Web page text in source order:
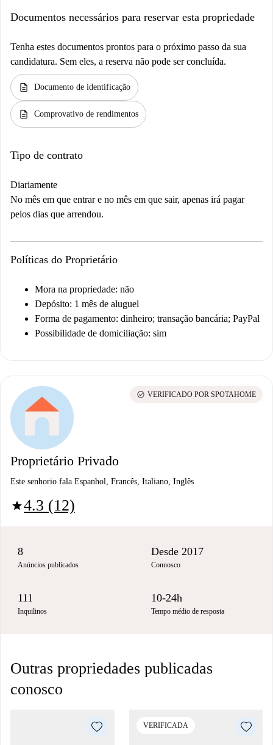
Documentos necessários para reservar esta propriedade
Tenha estes documentos prontos para o próximo passo da sua
candidatura. Sem eles, a reserva não pode ser concluída.
description Documento de identificação
description Comprovativo de rendimentos
Tipo de contrato
Diariamente
No mês em que entrar e no mês em que sair, apenas irá pagar
pelos dias que arrendou.
Políticas do Proprietário
Mora na propriedade: não
Depósito: 1 mês de aluguel
Forma de pagamento: dinheiro; transação bancária; PayPal
Possibilidade de domiciliação: sim
Proprietário Privado
Este senhorio fala Espanhol, Francês, Italiano, Inglês
star4.3 (12)
check_circle VERIFICADO POR SPOTAHOME
8
Anúncios publicados
Desde 2017
Connosco
111
Inquilinos
10-24h
Tempo médio de resposta
Outras propriedades publicadas
conosco
VERIFICADA